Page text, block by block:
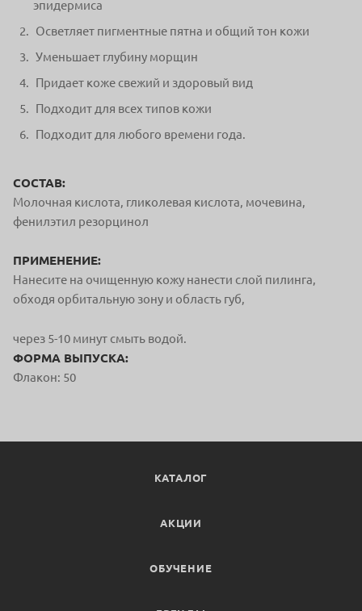
эпидермиса
Осветляет пигментные пятна и общий тон кожи
Уменьшает глубину морщин
Придает коже свежий и здоровый вид
Подходит для всех типов кожи
Подходит для любого времени года.
СОСТАВ:
Молочная кислота, гликолевая кислота, мочевина,
фенилэтил резорцинол
ПРИМЕНЕНИЕ:
Нанесите на очищенную кожу нанести слой пилинга,
обходя орбитальную зону и область губ,
через 5-10 минут смыть водой.
ФОРМА ВЫПУСКА:
Флакон: 50
КАТАЛОГ
АКЦИИ
ОБУЧЕНИЕ